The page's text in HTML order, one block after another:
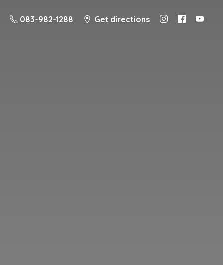
083-982-1288 Get directions